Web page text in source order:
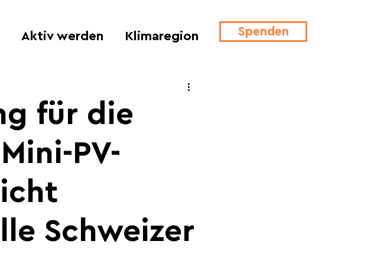
Aktiv werden Klimaregion Spenden
für die
PV-
Schweizer